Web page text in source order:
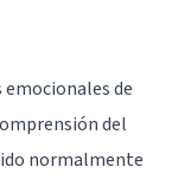
de
del
normalmente